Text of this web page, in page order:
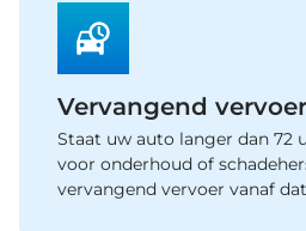
Vervangend vervoer
Staat uw auto langer dan 72
voor onderhoud of
vervangend vervoer vanaf